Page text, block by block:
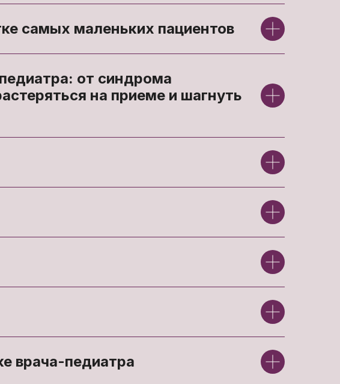
самых маленьких пациентов
от синдрома
на приеме и шагнуть
врача-педиатра